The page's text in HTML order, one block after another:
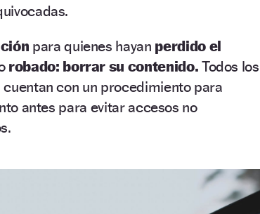
para quienes hayan perdido el
robado: borrar su contenido. Todos los
con un procedimiento para
antes para evitar accesos no